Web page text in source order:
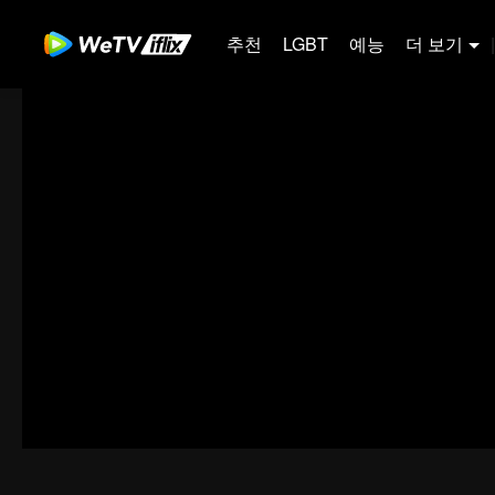
추천 LGBT 예능 더 보기 |